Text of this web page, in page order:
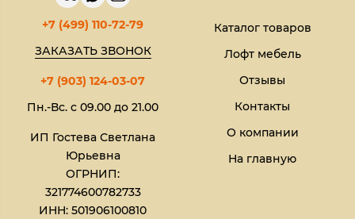
+7 (499) 110-72-79
ЗАКАЗАТЬ ЗВОНОК
+7 (903) 124-03-07
Пн.-Вс. с 09.00 до 21.00
ИП Гостева Светлана
Юрьевна​
ОГРНИП:
321774600782733
ИНН: 501906100810
Каталог товаров
Лофт мебель
Отзывы
Контакты
О компании
На главную